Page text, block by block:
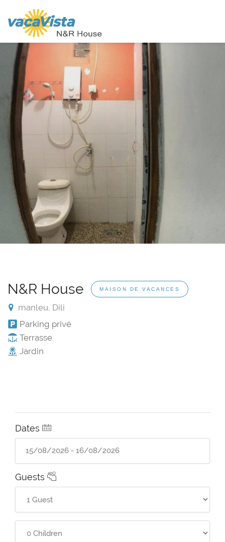
N&R House MAISON DE VACANCES
manleu, Dili
Parking privé
Terrasse
Jardin
Dates
Guests